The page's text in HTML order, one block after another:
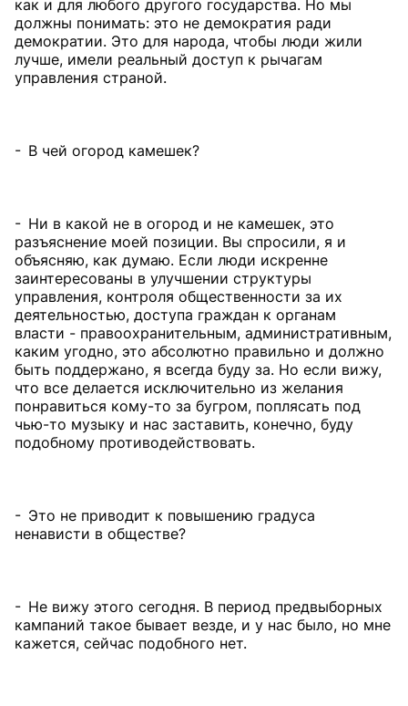
как и для любого другого государства. Но мы
должны понимать: это не демократия ради
демократии. Это для народа, чтобы люди жили
лучше, имели реальный доступ к рычагам
управления страной.
- В чей огород камешек?
- Ни в какой не в огород и не камешек, это
разъяснение моей позиции. Вы спросили, я и
объясняю, как думаю. Если люди искренне
заинтересованы в улучшении структуры
управления, контроля общественности за их
деятельностью, доступа граждан к органам
власти - правоохранительным, административным,
каким угодно, это абсолютно правильно и должно
быть поддержано, я всегда буду за. Но если вижу,
что все делается исключительно из желания
понравиться кому-то за бугром, поплясать под
чью-то музыку и нас заставить, конечно, буду
подобному противодействовать.
- Это не приводит к повышению градуса
ненависти в обществе?
- Не вижу этого сегодня. В период предвыборных
кампаний такое бывает везде, и у нас было, но мне
кажется, сейчас подобного нет.